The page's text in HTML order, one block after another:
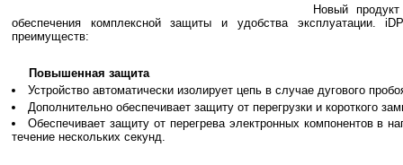
Новый
обеспечения комплексной защиты и удобства эксплуатации.
преимуществ:
Повышенная защита
Устройство автоматически изолирует цепь в случае дугового
Дополнительно обеспечивает защиту от перегрузки и короткого
Обеспечивает защиту от перегрева электронных компонентов в
течение нескольких секунд.